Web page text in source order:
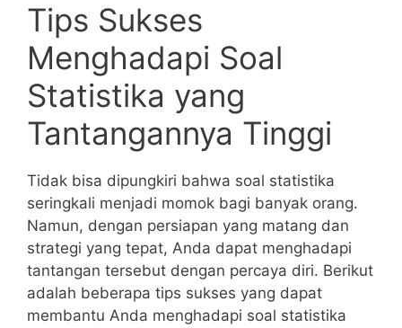
Tips Sukses
‍Menghadapi ⁤Soal
Statistika yang
Tantangannya Tinggi
Tidak ​bisa ‌dipungkiri bahwa soal statistika
seringkali menjadi momok bagi ‍banyak orang.
Namun, dengan persiapan yang matang⁤ dan
strategi yang tepat, Anda dapat menghadapi‌
tantangan tersebut dengan percaya diri. Berikut
adalah beberapa tips sukses‍ yang dapat
membantu Anda menghadapi soal statistika